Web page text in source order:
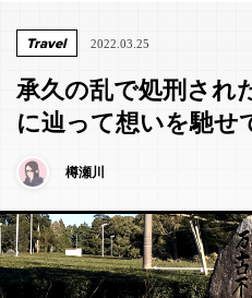
Travel 2022.03.25
承久の乱で処刑され
に辿って想いを馳せ
樽瀬川